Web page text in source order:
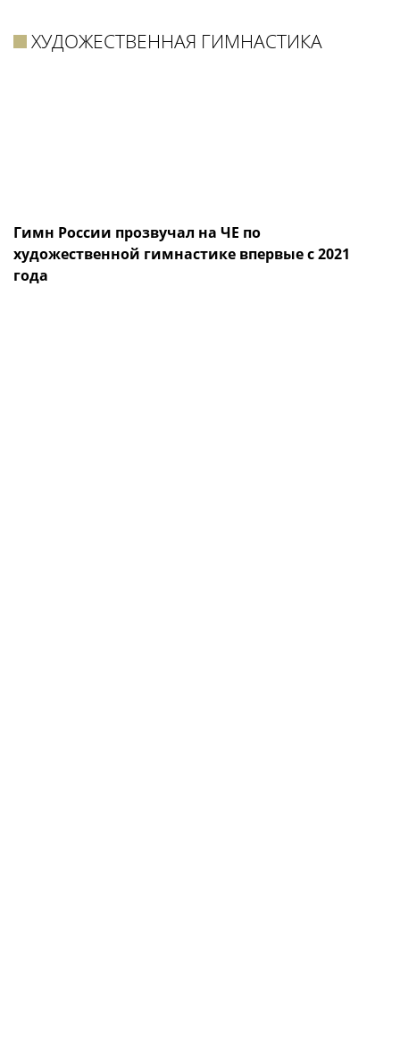
ХУДОЖЕСТВЕННАЯ ГИМНАСТИКА
Гимн России прозвучал на ЧЕ по
художественной гимнастике впервые с 2021
года